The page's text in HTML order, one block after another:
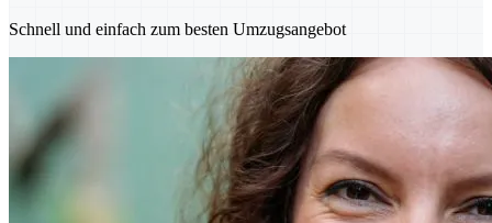
Schnell und einfach zum besten Umzugsangebot